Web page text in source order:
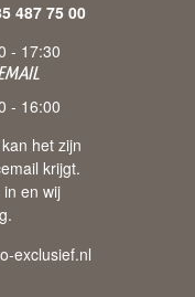
487 75 00
- 17:30
- 16:00
het zijn
krijgt.
en wij
exclusief.nl